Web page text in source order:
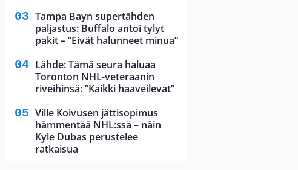
Tampa Bayn supertähden
paljastus: Buffalo antoi tylyt
pakit – ”Eivät halunneet minua”
Lähde: Tämä seura haluaa
Toronton NHL-veteraanin
riveihinsä: ”Kaikki haaveilevat”
Ville Koivusen jättisopimus
hämmentää NHL:ssä – näin
Kyle Dubas perustelee
ratkaisua